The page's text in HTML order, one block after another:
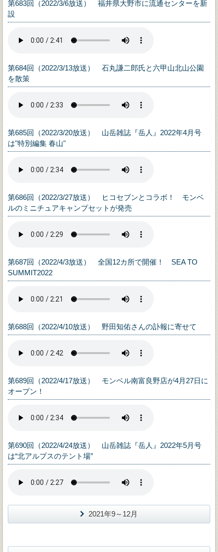
第683回（2022/3/6放送） 福井県大野市に流通センターを新
設
第684回（2022/3/13放送） 石丸謙二郎氏と六甲山北山公園
を散策
第685回（2022/3/20放送） 山岳雑誌『岳人』2022年4月号
は"特別編集 春山"
第686回（2022/3/27放送） ヒコセブンとコラボ！ モンベ
ルのミニチュアキャンプセットが発売
第687回（2022/4/3放送） 全国12カ所で開催！ SEA TO
SUMMIT2022
第688回（2022/4/10放送） 野田知佑さんの訃報に寄せて
第689回（2022/4/17放送） モンベル南富良野店が4月27日に
オープン！
第690回（2022/4/24放送） 山岳雑誌『岳人』2022年5月号
は“北アルプスのテント場”
2021年9～12月